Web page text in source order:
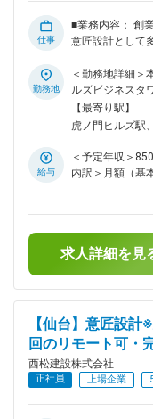
歩ずつ成長して
いと思いを持つ社員が多いで
す。 ・フレッ
な働き方が可能
充実した手当が
いたしません。
より働き方は
境で
仕事
■業務内容： 創
意匠設計として
など、社会的意
れまで中小規模
ンク上のキャリ
～中堅層が多く
計責任者として
を行っていただ
途の新築物件に
軸を実現できま
事務所出身でゼ
・女性の産育休
ります。 ※その
つ若手が５０%以上
建築設計部には
手社員です。ま
ジ・イベントに
勤務地
＜勤務地詳細＞
ルズビジネスタ
会社の定める事
【最寄り駅】
虎ノ門ヒルズ駅
給与
＜予定年収＞
内訳＞月額（基
／35歳：967万
を選択の場合は
金はあくまで
求人詳細を見
【仙台】意匠設
回のリモート可・
西松建設株式会社
正社員 上場企業